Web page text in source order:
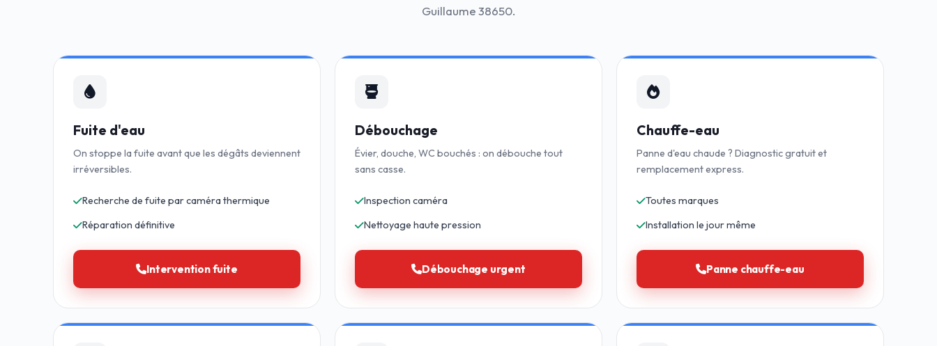
Guillaume 38650.
Fuite d'eau
On stoppe la fuite avant que les dégâts deviennent
irréversibles.
Recherche de fuite par caméra thermique
Réparation définitive
Intervention fuite
Débouchage
Évier, douche, WC bouchés : on débouche tout
sans casse.
Inspection caméra
Nettoyage haute pression
Débouchage urgent
Chauffe-eau
Panne d'eau chaude ? Diagnostic gratuit et
remplacement express.
Toutes marques
Installation le jour même
Panne chauffe-eau